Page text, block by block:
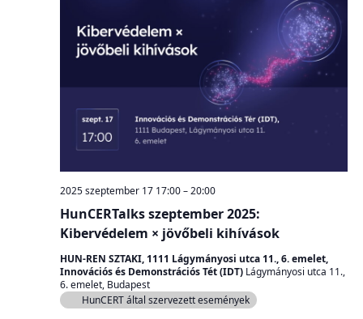
HunCERTalks szeptember 2025:
Kibervédelem × jövőbeli kihívások
2025 szeptember 17 17:00–20:00
HUN-REN SZTAKI, 1111 Lágymányosi utca 11., 6. emelet,
Innovációs és Demonstrációs Tét (IDT) Lágymányosi utca 11.,
6. emelet, Budapest
HunCERT által szervezett események